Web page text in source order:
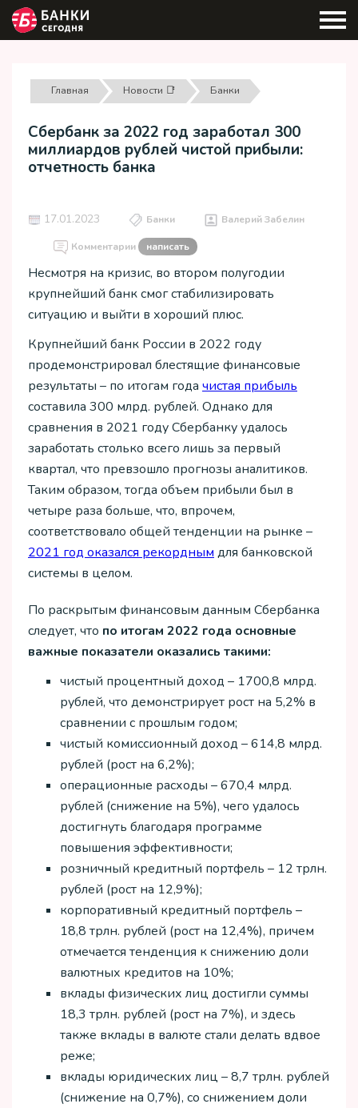
Главная Новости 📑 Банки
Сбербанк за 2022 год заработал 300
миллиардов рублей чистой прибыли:
отчетность банка
17.01.2023 Банки Валерий Забелин
Комментарии написать
Несмотря на кризис, во втором полугодии
крупнейший банк смог стабилизировать
ситуацию и выйти в хороший плюс.
Крупнейший банк России в 2022 году
продемонстрировал блестящие финансовые
результаты – по итогам года чистая прибыль
составила 300 млрд. рублей. Однако для
сравнения в 2021 году Сбербанку удалось
заработать столько всего лишь за первый
квартал, что превзошло прогнозы аналитиков.
Таким образом, тогда объем прибыли был в
четыре раза больше, что, впрочем,
соответствовало общей тенденции на рынке –
2021 год оказался рекордным для банковской
системы в целом.
По раскрытым финансовым данным Сбербанка
следует, что по итогам 2022 года основные
важные показатели оказались такими:
чистый процентный доход – 1700,8 млрд.
рублей, что демонстрирует рост на 5,2% в
сравнении с прошлым годом;
чистый комиссионный доход – 614,8 млрд.
рублей (рост на 6,2%);
операционные расходы – 670,4 млрд.
рублей (снижение на 5%), чего удалось
достигнуть благодаря программе
повышения эффективности;
розничный кредитный портфель – 12 трлн.
рублей (рост на 12,9%);
корпоративный кредитный портфель –
18,8 трлн. рублей (рост на 12,4%), причем
отмечается тенденция к снижению доли
валютных кредитов на 10%;
вклады физических лиц достигли суммы
18,3 трлн. рублей (рост на 7%), и здесь
также вклады в валюте стали делать вдвое
реже;
вклады юридических лиц – 8,7 трлн. рублей
(снижение на 0,7%), со снижением доли